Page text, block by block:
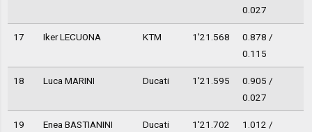
0.027
17 Iker LECUONA KTM 1'21.568
0.878 /
0.115
18 Luca MARINI Ducati 1'21.595
0.905 /
0.027
19 Enea BASTIANINI Ducati 1'21.702
1.012 /